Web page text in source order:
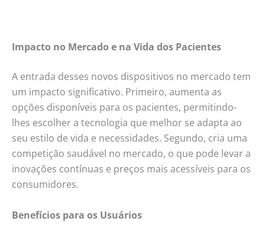
Impacto no Mercado e na Vida dos Pacientes
A entrada desses novos dispositivos no mercado tem
um impacto significativo. Primeiro, aumenta as
opções disponíveis para os pacientes, permitindo-
lhes escolher a tecnologia que melhor se adapta ao
seu estilo de vida e necessidades. Segundo, cria uma
competição saudável no mercado, o que pode levar a
inovações contínuas e preços mais acessíveis para os
consumidores.
Benefícios para os Usuários